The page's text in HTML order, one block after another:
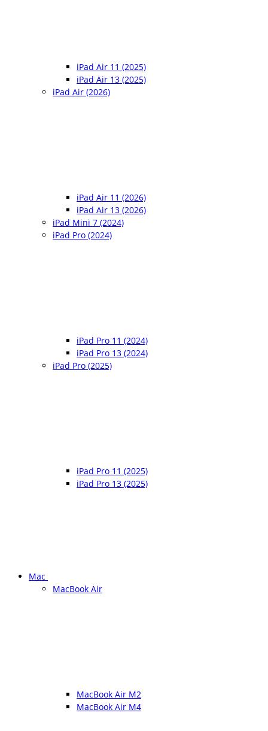
iPad Air 11 (2025)
iPad Air 13 (2025)
iPad Air (2026)
iPad Air 11 (2026)
iPad Air 13 (2026)
iPad Mini 7 (2024)
iPad Pro (2024)
iPad Pro 11 (2024)
iPad Pro 13 (2024)
iPad Pro (2025)
iPad Pro 11 (2025)
iPad Pro 13 (2025)
Mac
MacBook Air
MacBook Air M2
MacBook Air M4